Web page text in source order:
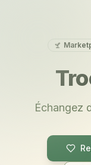
Échangez